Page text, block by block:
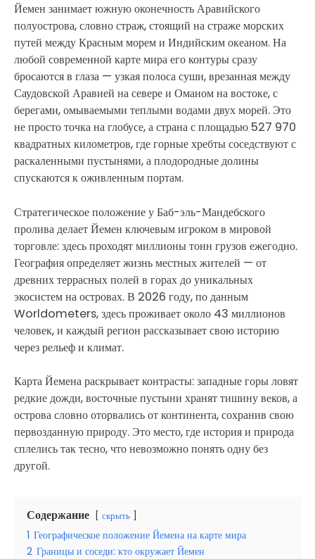
Йемен занимает южную оконечность Аравийского
полуострова, словно страж, стоящий на страже морских
путей между Красным морем и Индийским океаном. На
любой современной карте мира его контуры сразу
бросаются в глаза — узкая полоса суши, врезанная между
Саудовской Аравией на севере и Оманом на востоке, с
берегами, омываемыми теплыми водами двух морей. Это
не просто точка на глобусе, а страна с площадью 527 970
квадратных километров, где горные хребты соседствуют с
раскаленными пустынями, а плодородные долины
спускаются к оживленным портам.
Стратегическое положение у Баб-эль-Мандебского
пролива делает Йемен ключевым игроком в мировой
торговле: здесь проходят миллионы тонн грузов ежегодно.
География определяет жизнь местных жителей — от
древних террасных полей в горах до уникальных
экосистем на островах. В 2026 году, по данным
Worldometers, здесь проживает около 43 миллионов
человек, и каждый регион рассказывает свою историю
через рельеф и климат.
Карта Йемена раскрывает контрасты: западные горы ловят
редкие дожди, восточные пустыни хранят тишину веков, а
острова словно оторвались от континента, сохранив свою
первозданную природу. Это место, где история и природа
сплелись так тесно, что невозможно понять одну без
другой.
Содержание скрыть
1 Географическое положение Йемена на карте мира
2 Границы и соседи: кто окружает Йемен